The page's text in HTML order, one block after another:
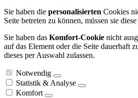
Sie haben die personalisierten Cookies
Seite betreten zu können, müssen sie
Sie haben das Komfort-Cookie nicht
auf das Element oder die Seite dauerhaft
dieses per Auswahl zulassen.
Notwendig
Statistik & Analyse
Komfort